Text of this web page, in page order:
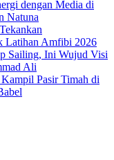
dengan Media di
Natuna
Latihan Amfibi 2026
Sailing, Ini Wujud Visi
Ali
Pasir Timah di